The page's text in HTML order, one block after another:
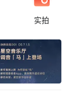
实拍